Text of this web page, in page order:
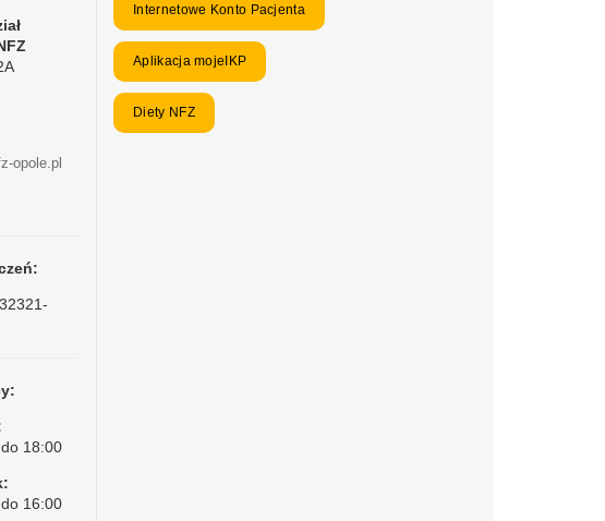
opole.pl
18:00
16:00
Internetowe Konto Pacjenta
Aplikacja mojeIKP
Diety NFZ